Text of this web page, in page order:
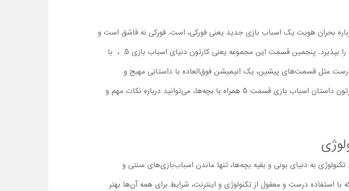
بحران هویت یک اسباب بازی جدید یعنی فورکی، است. فورکی نه قاشق است و
نه چنگال و وودی سعی دارد که به او کمک کند تا هویت متفاوت خود را بپذیرد. پنجمین قسمت این مجموعه یعنی کارتون دنیای اسباب بازی 5 ، با
مثل قسمت‌های پیشین، یک انیمیشن فوق‌العاده با داستانی مهیج و
سکانس‌های طنز است که لحظات تاثیرگذار هم دارد. پس از تماشا کارتون داستان اسباب بازی قسمت 5 همراه با بچه‌ها، می‌توانید درباره نکات مهم و
در کارتون داستان اسباب بازی قسمت 5 ، از ورود تکنولوژی به دنیای بونی و بقیه بچه‌ها، تنها ماندن اسباب‌بازی‌های سنتی و
استفاده درست و معقول از تکنولوژی و اینترنت، شرایط برای همه آن‌ها بهتر